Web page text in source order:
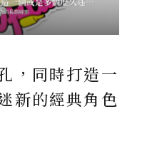
，同時打造一
新的經典角色